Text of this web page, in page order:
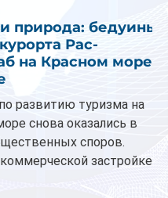
природа: бедуины
Рас-
на Красном море
развитию туризма на
снова оказались в
споров.
застройке